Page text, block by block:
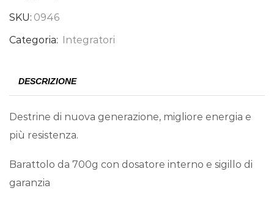
SKU: 0946
Categoria: Integratori
DESCRIZIONE
Destrine di nuova generazione, migliore energia e
più resistenza.
Barattolo da 700g con dosatore interno e sigillo di
garanzia